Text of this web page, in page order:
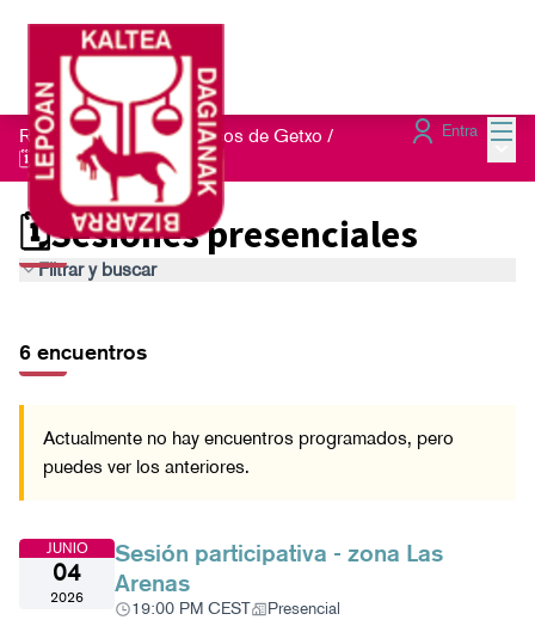
Entra
Red de Refugios Climáticos de Getxo /
🗓️Sesiones presenciales
🗓️Sesiones presenciales
Filtrar y buscar
+
−
6 encuentros
Actualmente no hay encuentros programados, pero
puedes ver los anteriores.
JUNIO
04
2026
Sesión participativa - zona Las
Arenas
19:00 PM CEST Presencial